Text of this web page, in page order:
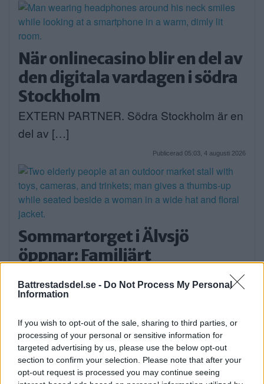
Battrestadsdel.se - Do Not Process My Personal
Information
If you wish to opt-out of the sale, sharing to third parties, or
processing of your personal or sensitive information for
targeted advertising by us, please use the below opt-out
section to confirm your selection. Please note that after your
opt-out request is processed you may continue seeing
När onlinecasino blir en del av
den digitala vardagen i södra
Stockholm
EXTERN PARTNER. Södra Stockholm är en
del av […]
Publicerad 05:03, 4 augusti 2026
Sommartorget i Älvsjö
öppnar: Familjärt
aktiviteterna på Älvsjö torg. Artisten […]
Flydde i kajak – greps
På söndagsmorgonen följde polisen en man